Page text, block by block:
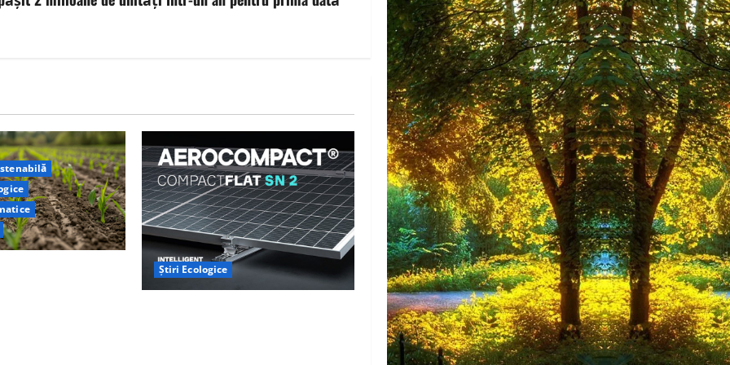
Știri Ecologice